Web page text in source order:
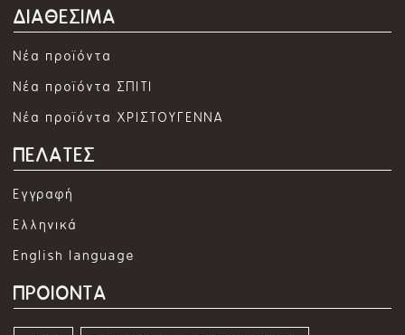
ΔΙΑΘΕΣΙΜΑ
Νέα προϊόντα
Νέα προϊόντα ΣΠΙΤΙ
Νέα προϊόντα ΧΡΙΣΤΟΥΓΕΝΝΑ
ΠΕΛΑΤΕΣ
Εγγραφή
Ελληνικά
English language
ΠΡΟΙΟΝΤΑ